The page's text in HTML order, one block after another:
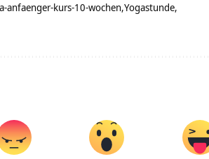
anfaenger-kurs-10-wochen Yogastunde